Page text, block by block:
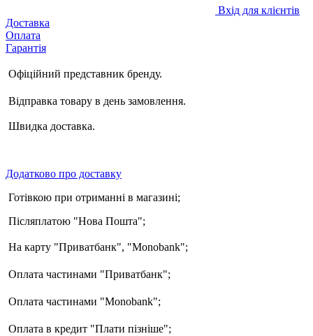
Вхід для клієнтів
Доставка
Оплата
Гарантія
Офіційний представник бренду.
Відправка товару в день замовлення.
Швидка доставка.
Додатково про доставку
Готівкою при отриманні в магазині;
Післяплатою "Нова Пошта";
На карту "Приватбанк", "Monobank";
Оплата частинами "Приватбанк";
Оплата частинами "Monobank";
Оплата в кредит "Плати пізніше";